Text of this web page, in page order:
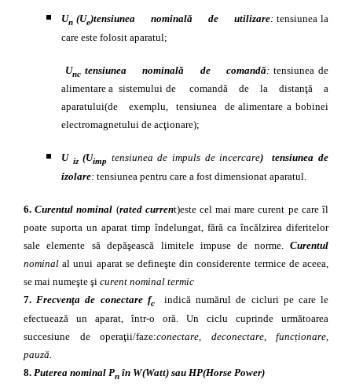
Un (Ue)tensiunea nominală de utilizare: tensiunea la
care este folosit aparatul;
Unc tensiunea nominală de comandă: tensiunea de
alimentare a sistemului de comandă de la distanţă a
aparatului(de exemplu, tensiunea de alimentare a bobinei
electromagnetului de acţionare);
U iz(Uimp tensiunea de impuls de incercare) tensiunea de
izolare: tensiunea pentru care a fost dimensionat aparatul.
6.Curentul nominal (rated current)este cel mai mare curent pe care îl
poate suporta un aparat timp îndelungat, fără ca încălzirea diferitelor
sale elemente să depăşească limitele impuse de norme.
Curentul
nominalal unui aparat se defineşte din considerente termice de aceea,
se mai numeşte şi curent nominal termic
7. Frecvenţa de conectare fc
indică numărul de cicluri pe care le
efectuează un aparat, într-o oră.
Un ciclu cuprinde următoarea
succesiune de operaţii/faze:conectare, deconectare, funcționare,
pauză.
8. Puterea nominal Pn în W(Watt) sau HP(Horse Power)